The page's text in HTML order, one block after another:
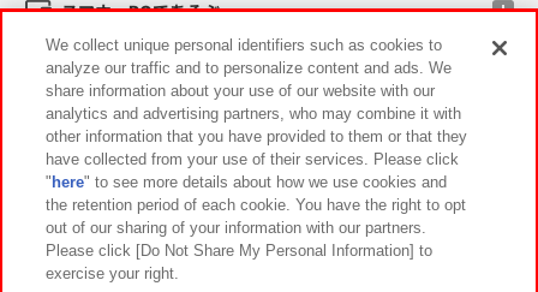
スマホ・PCであそぶ
イベント・キャンペーン
関連会社 サステナビリティ サイトポリシー
プライバシーポリシー ウェブアクセシビリティ方針と検証結果
お取引先さまとともに
We collect unique personal identifiers such as cookies to
analyze our traffic and to personalize content and ads. We
share information about your use of our website with our
analytics and advertising partners, who may combine it with
other information that you have provided to them or that they
have collected from your use of their services. Please click
" here" to see more details about how we use cookies and
the retention period of each cookie. You have the right to opt
out of our sharing of your information with our partners.
Please click [Do Not Share My Personal Information] to
exercise your right.